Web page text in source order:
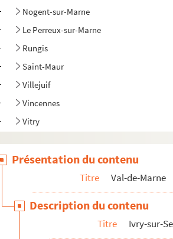
Nogent-sur-Marne
Le Perreux-sur-Marne
Rungis
Saint-Maur
Villejuif
Vincennes
Vitry
Val-d'Oise
Présentation du contenu
Titre Val-de-Marne
Description du contenu
Titre Ivry-sur-